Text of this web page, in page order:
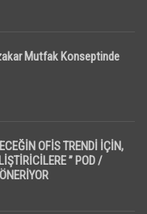
Mutfak Konseptinde
OFİS TRENDİ İÇİN,
” POD /